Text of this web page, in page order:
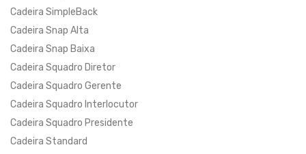
Cadeira SimpleBack
Cadeira Snap Alta
Cadeira Snap Baixa
Cadeira Squadro Diretor
Cadeira Squadro Gerente
Cadeira Squadro Interlocutor
Cadeira Squadro Presidente
Cadeira Standard